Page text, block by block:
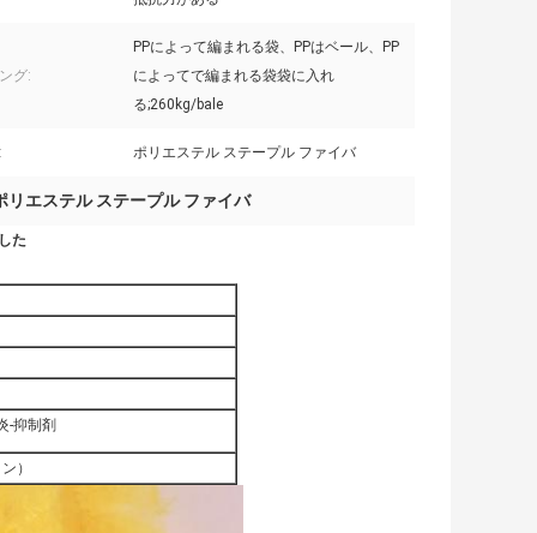
グ:
PPによって編まれる袋、PPはベール、PP
によってで編まれる袋袋に入れ
る;260kg/bale
ポリエステル ステープル ファイバ
リエステル ステープル ファイバ
た
-抑制剤
）